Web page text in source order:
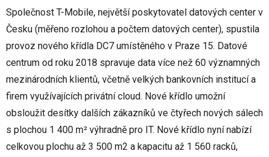
Společnost T-Mobile, největší poskytovatel datových center v
Česku (měřeno rozlohou a počtem datových center), spustila
provoz nového křídla DC7 umístěného v Praze 15. Datové
centrum od roku 2018 spravuje data více než 60 významných
mezinárodních klientů, včetně velkých bankovních institucí a
firem využívajících privátní cloud. Nové křídlo umožní
obsloužit desítky dalších zákazníků ve čtyřech nových sálech
s plochou 1 400 m² výhradně pro IT. Nové křídlo nyní nabízí
celkovou plochu až 3 500 m2 a kapacitu až 1 560 racků,